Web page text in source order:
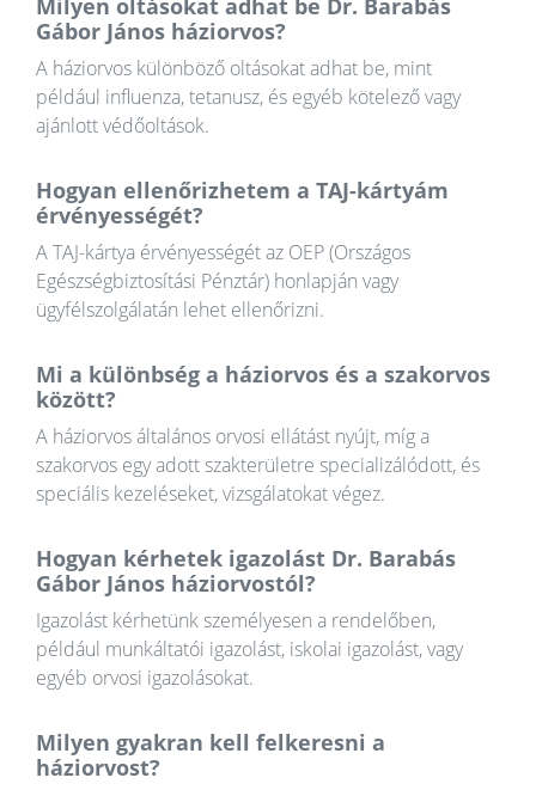
Milyen oltásokat adhat be Dr. Barabás
Gábor János háziorvos?
A háziorvos különböző oltásokat adhat be, mint
például influenza, tetanusz, és egyéb kötelező vagy
ajánlott védőoltások.
Hogyan ellenőrizhetem a TAJ-kártyám
érvényességét?
A TAJ-kártya érvényességét az OEP (Országos
Egészségbiztosítási Pénztár) honlapján vagy
ügyfélszolgálatán lehet ellenőrizni.
Mi a különbség a háziorvos és a szakorvos
között?
A háziorvos általános orvosi ellátást nyújt, míg a
szakorvos egy adott szakterületre specializálódott, és
speciális kezeléseket, vizsgálatokat végez.
Hogyan kérhetek igazolást Dr. Barabás
Gábor János háziorvostól?
Igazolást kérhetünk személyesen a rendelőben,
például munkáltatói igazolást, iskolai igazolást, vagy
egyéb orvosi igazolásokat.
Milyen gyakran kell felkeresni a
háziorvost?